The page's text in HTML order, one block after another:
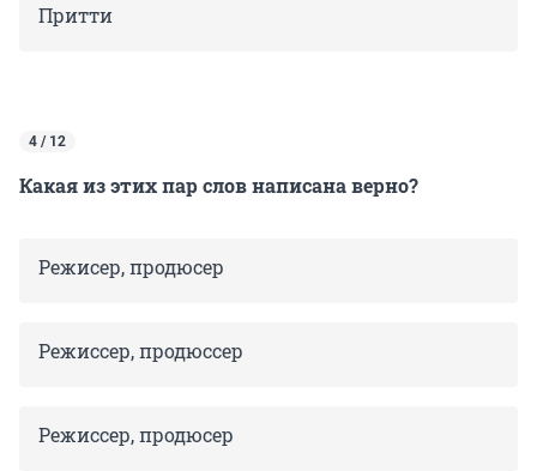
Притти
4 / 12
Какая из этих пар слов написана верно?
Режисер, продюсер
Режиссер, продюссер
Режиссер, продюсер